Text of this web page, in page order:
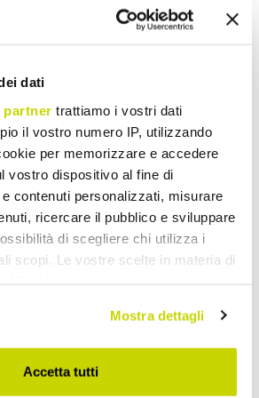
dati
partner trattiamo i vostri dati
il vostro numero IP, utilizzando
per memorizzare e accedere
vostro dispositivo al fine di
contenuti personalizzati, misurare
ricercare il pubblico e sviluppare
di scegliere chi utilizza i
scopi. Le vostre scelte in materia di
il proprio consenso in qualsiasi
sui cookie o facendo clic
della privacy.
Mostra dettagli
Accetta tutti
Chuveiro de Jardim